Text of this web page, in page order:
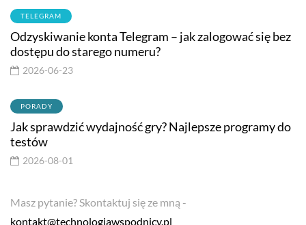
TELEGRAM
Odzyskiwanie konta Telegram – jak zalogować się bez
dostępu do starego numeru?
2026-06-23
PORADY
Jak sprawdzić wydajność gry? Najlepsze programy do
testów
2026-08-01
Masz pytanie? Skontaktuj się ze mną -
kontakt@technologiawspodnicy.pl